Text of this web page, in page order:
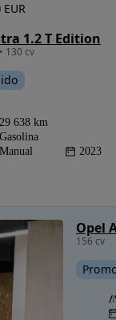
1.2 T Edition
130 cv
EUR
29 638 km
Gasolina
Manual
2023
Opel
156 cv